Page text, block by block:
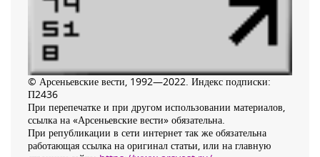
© Арсеньевские вести, 1992—2022. Индекс подписки:
П2436
При перепечатке и при другом использовании материалов,
ссылка на «Арсеньевские вести» обязательна.
При републикации в сети интернет так же обязательна
работающая ссылка на оригинал статьи, или на главную